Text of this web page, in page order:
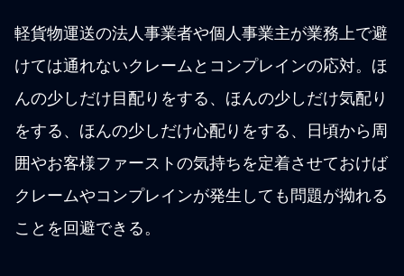
軽貨物運送の法人事業者や個人事業主が業務上で避
けては通れないクレームとコンプレインの応対。ほ
んの少しだけ目配りをする、ほんの少しだけ気配り
をする、ほんの少しだけ心配りをする、日頃から周
囲やお客様ファーストの気持ちを定着させておけば
クレームやコンプレインが発生しても問題が拗れる
ことを回避できる。